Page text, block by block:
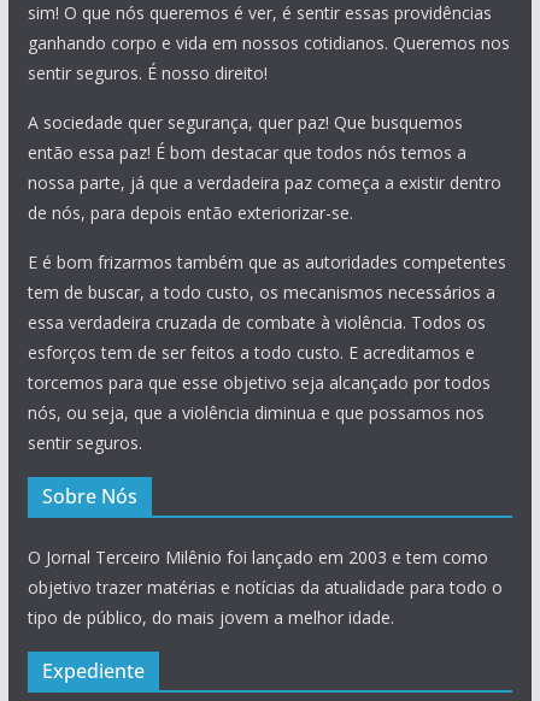
sim! O que nós queremos é ver, é sentir essas providências
ganhando corpo e vida em nossos cotidianos. Queremos nos
sentir seguros. É nosso direito!
A sociedade quer segurança, quer paz! Que busquemos
então essa paz! É bom destacar que todos nós temos a
nossa parte, já que a verdadeira paz começa a existir dentro
de nós, para depois então exteriorizar-se.
E é bom frizarmos também que as autoridades competentes
tem de buscar, a todo custo, os mecanismos necessários a
essa verdadeira cruzada de combate à violência. Todos os
esforços tem de ser feitos a todo custo. E acreditamos e
torcemos para que esse objetivo seja alcançado por todos
nós, ou seja, que a violência diminua e que possamos nos
sentir seguros.
Sobre Nós
O Jornal Terceiro Milênio foi lançado em 2003 e tem como
objetivo trazer matérias e notícias da atualidade para todo o
tipo de público, do mais jovem a melhor idade.
Expediente